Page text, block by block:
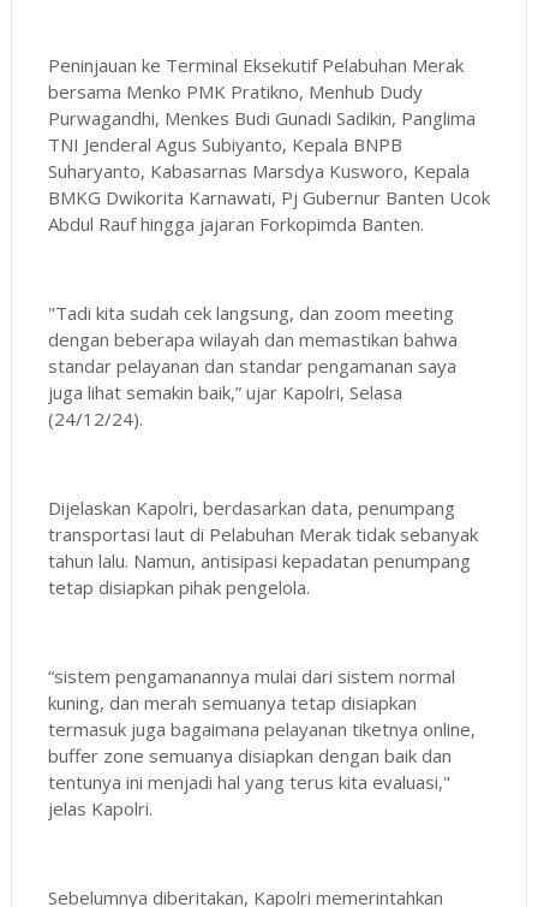
Peninjauan ke Terminal Eksekutif Pelabuhan Merak
bersama Menko PMK Pratikno, Menhub Dudy
Purwagandhi, Menkes Budi Gunadi Sadikin, Panglima
TNI Jenderal Agus Subiyanto, Kepala BNPB
Suharyanto, Kabasarnas Marsdya Kusworo, Kepala
BMKG Dwikorita Karnawati, Pj Gubernur Banten Ucok
Abdul Rauf hingga jajaran Forkopimda Banten.
"Tadi kita sudah cek langsung, dan zoom meeting
dengan beberapa wilayah dan memastikan bahwa
standar pelayanan dan standar pengamanan saya
juga lihat semakin baik,” ujar Kapolri, Selasa
(24/12/24).
Dijelaskan Kapolri, berdasarkan data, penumpang
transportasi laut di Pelabuhan Merak tidak sebanyak
tahun lalu. Namun, antisipasi kepadatan penumpang
tetap disiapkan pihak pengelola.
“sistem pengamanannya mulai dari sistem normal
kuning, dan merah semuanya tetap disiapkan
termasuk juga bagaimana pelayanan tiketnya online,
buffer zone semuanya disiapkan dengan baik dan
tentunya ini menjadi hal yang terus kita evaluasi,"
jelas Kapolri.
Sebelumnya diberitakan, Kapolri memerintahkan